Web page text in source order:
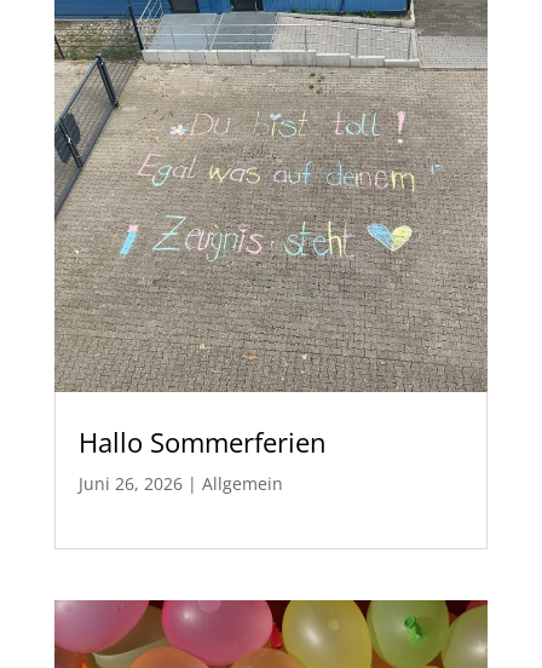
Hallo Sommerferien
Juni 26, 2026| Allgemein